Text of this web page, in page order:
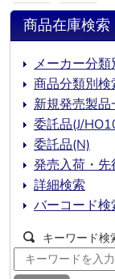
商品在庫検索
メーカー分類
商品分類別検
新規発売製品
委託品(J/
委託品(N)
発売入荷・先
詳細検索
バーコード検
キーワード検